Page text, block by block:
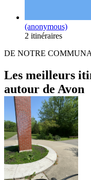
(anonymous)
2 itinéraires
DE NOTRE
Les meilleurs
autour de Avon